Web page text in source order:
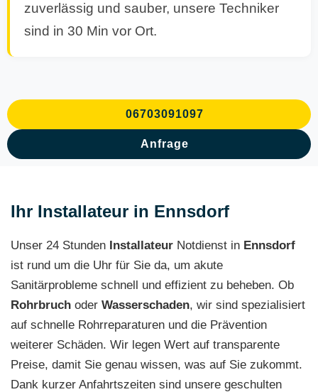
zuverlässig und sauber, unsere Techniker
sind in 30 Min vor Ort.
06703091097
Anfrage
Ihr Installateur in Ennsdorf
Unser 24 Stunden Installateur Notdienst in Ennsdorf
ist rund um die Uhr für Sie da, um akute
Sanitärprobleme schnell und effizient zu beheben. Ob
Rohrbruch oder Wasserschaden, wir sind spezialisiert
auf schnelle Rohrreparaturen und die Prävention
weiterer Schäden. Wir legen Wert auf transparente
Preise, damit Sie genau wissen, was auf Sie zukommt.
Dank kurzer Anfahrtszeiten sind unsere geschulten